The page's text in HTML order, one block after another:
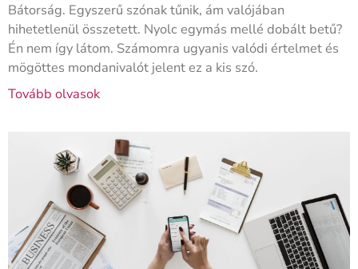
Bátorság. Egyszerű szónak tűnik, ám valójában
hihetetlenül összetett. Nyolc egymás mellé dobált betű?
Én nem így látom. Számomra ugyanis valódi értelmet és
mögöttes mondanivalót jelent ez a kis szó.
Tovább olvasok